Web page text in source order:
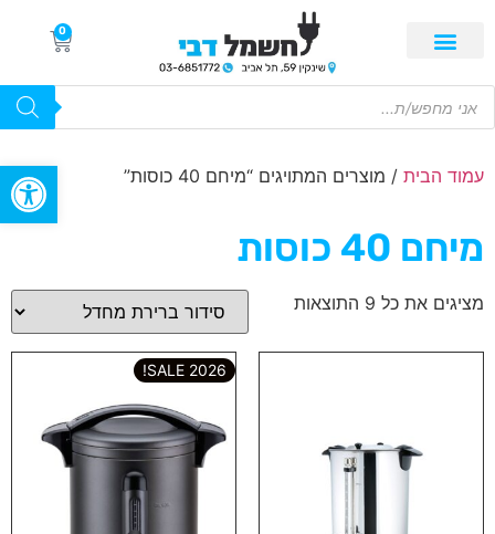
פתח
0
עמוד הבית / מוצרים המתויגים “מיחם 40 כוסות”
מיחם 40 כוסות
מציגים את כל ⁦9⁩ התוצאות
2026 SALE!